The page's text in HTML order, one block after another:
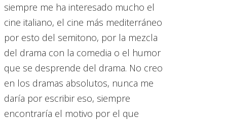
siempre me ha interesado mucho el
cine italiano, el cine más mediterráneo
por esto del semitono, por la mezcla
del drama con la comedia o el humor
que se desprende del drama. No creo
en los dramas absolutos, nunca me
daría por escribir eso, siempre
encontraría el motivo por el que